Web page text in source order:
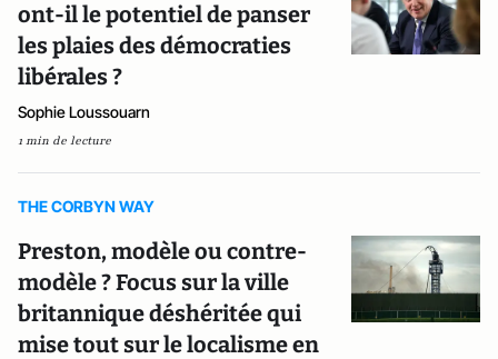
ont-il le potentiel de panser
les plaies des démocraties
libérales ?
Sophie Loussouarn
1 min de lecture
THE CORBYN WAY
Preston, modèle ou contre-
modèle ? Focus sur la ville
britannique déshéritée qui
mise tout sur le localisme en